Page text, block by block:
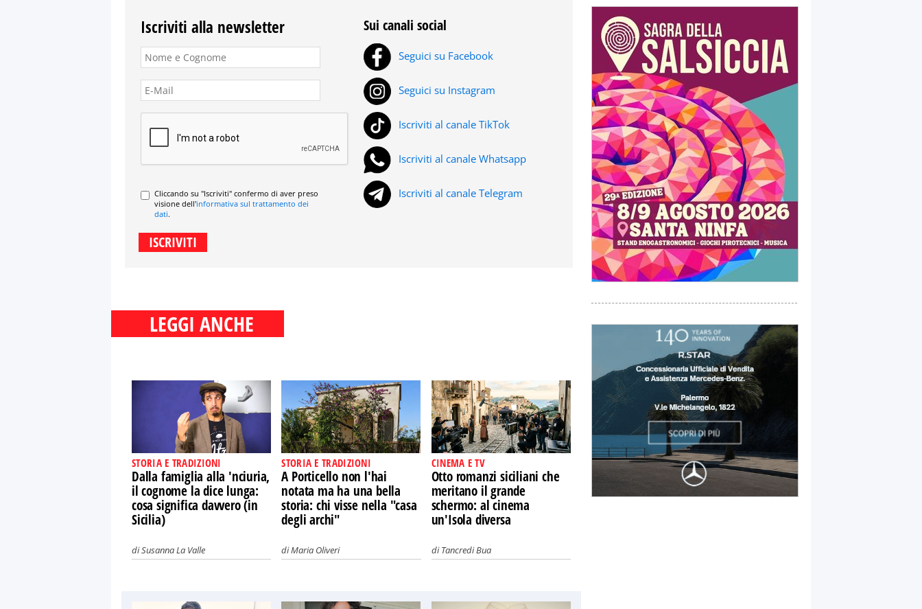
Iscriviti alla newsletter
Cliccando su "Iscriviti" confermo di aver preso
visione dell'informativa sul trattamento dei
dati.
Sui canali social
Seguici su Facebook
Seguici su Instagram
Iscriviti al canale TikTok
Iscriviti al canale Whatsapp
Iscriviti al canale Telegram
LEGGI ANCHE
STORIA E TRADIZIONI
Dalla famiglia alla 'nciuria,
il cognome la dice lunga:
cosa significa davvero (in
Sicilia)
diSusanna La Valle
STORIA E TRADIZIONI
A Porticello non l'hai
notata ma ha una bella
storia: chi visse nella "casa
degli archi"
diMaria Oliveri
CINEMA E TV
Otto romanzi siciliani che
meritano il grande
schermo: al cinema
un'Isola diversa
diTancredi Bua